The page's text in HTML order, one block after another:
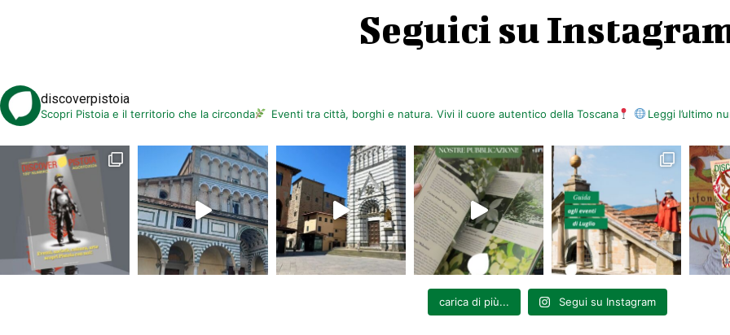
Seguici su
discoverpistoia
Scopri Pistoia e il territorio che la circonda Eventi tra città, borghi e natura. Vivi il cuore autentico della Toscana Leggi l’ultimo
carica di più... Segui su Instagram